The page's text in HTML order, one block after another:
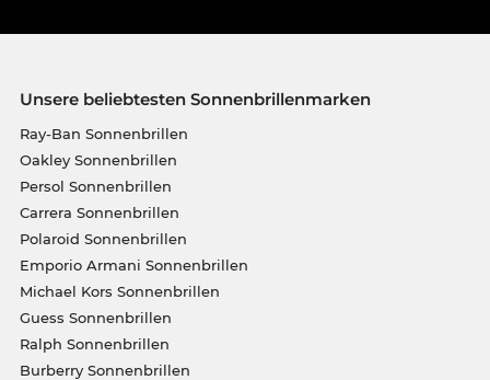
Unsere beliebtesten Sonnenbrillenmarken
Ray-Ban Sonnenbrillen
Oakley Sonnenbrillen
Persol Sonnenbrillen
Carrera Sonnenbrillen
Polaroid Sonnenbrillen
Emporio Armani Sonnenbrillen
Michael Kors Sonnenbrillen
Guess Sonnenbrillen
Ralph Sonnenbrillen
Burberry Sonnenbrillen